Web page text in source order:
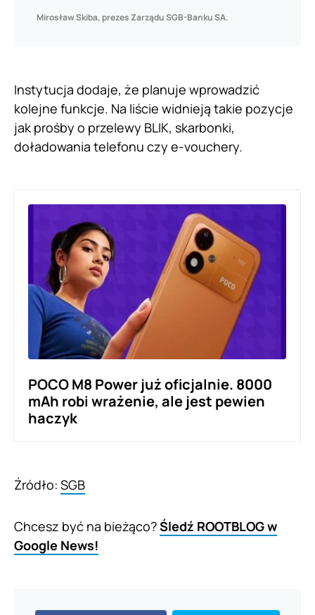
Mirosław Skiba, prezes Zarządu SGB-Banku SA.
Instytucja dodaje, że planuje wprowadzić
kolejne funkcje. Na liście widnieją takie pozycje
jak prośby o przelewy BLIK, skarbonki,
doładowania telefonu czy e-vouchery.
POCO M8 Power już oficjalnie. 8000
mAh robi wrażenie, ale jest pewien
haczyk
Źródło: SGB
Chcesz być na bieżąco?Śledź ROOTBLOG w
Google News!